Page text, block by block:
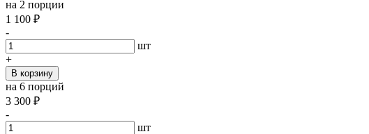
на 2 порции
1 100 ₽
-
шт
+
В корзину
на 6 порций
3 300 ₽
-
шт